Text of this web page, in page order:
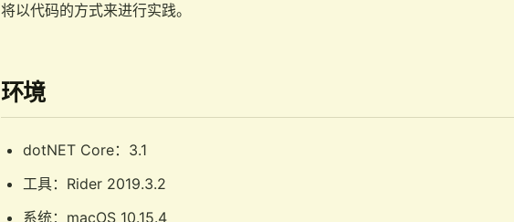
将以代码的方式来进行实践。
环境
dotNET Core：3.1
工具：Rider 2019.3.2
系统：macOS 10.15.4